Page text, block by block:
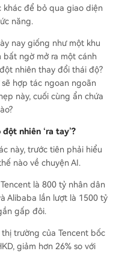
khác để bỏ qua giao diện
năng.
nay giống như một khu
bất ngờ mở ra một cánh
nhiên thay đổi thái độ?
hợp tác ngoan ngoãn
này, cuối cùng ẩn chứa
nhiên ‘ra tay’?
này, trước tiên phải hiểu
nào về chuyện AI.
là 800 tỷ nhân dân
Alibaba lần lượt là 1500 tỷ
gấp đôi.
trường của Tencent bốc
giảm hơn 26% so với